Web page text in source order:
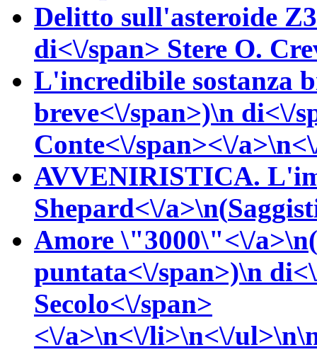
Delitto sull'asteroide
di<\/span> Stere O.
L'incredibile sostanza
breve<\/span>)\n di<\/
Conte<\/span><\/
AVVENIRISTICA.
Shepard<\/a>\n(
Amore \"3000\"<\/a>\n(
puntata<\/span>)\n
Secolo<\/span>
<\/a>\n<\/li>\n<\/